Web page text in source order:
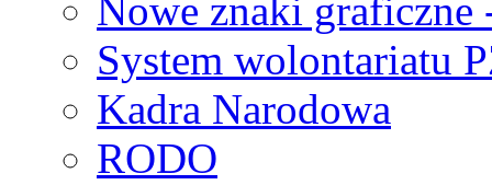
Nowe znaki graficzne
System wolontariatu
Kadra Narodowa
RODO